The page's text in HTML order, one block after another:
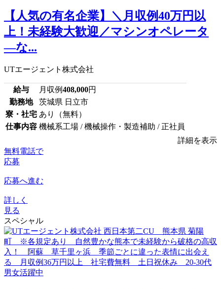
【人気の有名企業】＼月収例40万円以
上！未経験大歓迎／マシンオペレータ
―な...
UTエージェント株式会社
給与 月収例408,000円
勤務地
茨城県 日立市
寮・社宅 あり（無料）
仕事内容 機械系工場 / 機械操作・製造補助 / 正社員
詳細を表示
無料電話で
応募
応募へ進む
詳しく
見る
スペシャル